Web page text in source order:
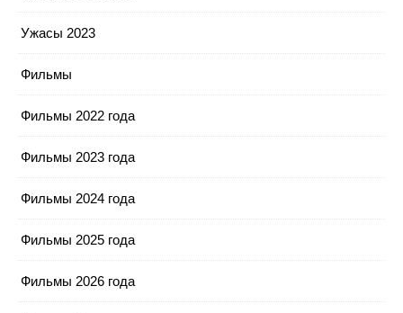
Ужасы 2023
Фильмы
Фильмы 2022 года
Фильмы 2023 года
Фильмы 2024 года
Фильмы 2025 года
Фильмы 2026 года